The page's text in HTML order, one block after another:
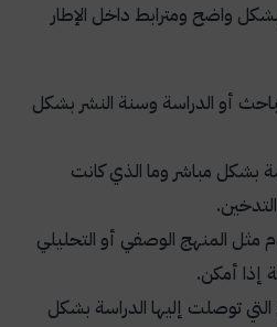
واضح ومترابط داخل الإطار
أو الدراسة وسنة النشر بشكل
بشكل مباشر وما الذي كانت
المنهج الوصفي أو التحليلي
إذا أمكن.
توصلت إليها الدراسة بشكل